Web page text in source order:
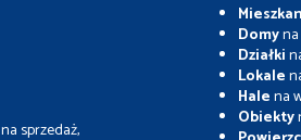
sprzedaż,
Domy
Działki
Lokale
Halena
Obiekty